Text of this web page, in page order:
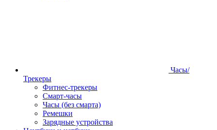
Часы/
Трекеры
Фитнес-трекеры
Смарт-часы
Часы (без смарта)
Ремешки
Зарядные устройства